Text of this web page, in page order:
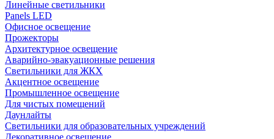
Линейные светильники
Panels LED
Офисное освещение
Прожекторы
Архитектурное освещение
Аварийно-эвакуационные решения
Светильники для ЖКХ
Акцентное освещение
Промышленное освещение
Для чистых помещений
Даунлайты
Светильники для образовательных учреждений
Декоративное освещение